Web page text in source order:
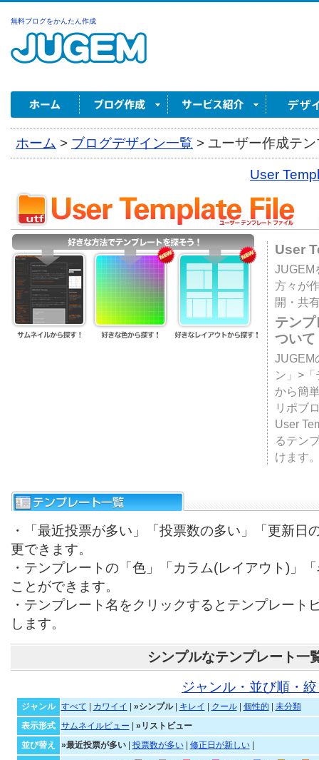
無料ブログをかんたん作成
ホーム > ブログデザイン一覧 > ユーザー作成テ
User
User
JUGEM
方々が
開・共
テン
ついて
JUGEM
ン」>
から簡
リポブ
User
るテン
けます
・「最近投票が多い」「投票数の多い」「更新日
更できます。
・テンプレートの「色」「カラム(レイアウト)」
ことができます。
・テンプレート名をクリックするとテンプレート
します。
シンプルなテンプレート一
ジャンル・並び順・
ジャンル すべて カワイイ »シンプル| キレイ クール| 個性的
未分類
表示形式
サムネイルビュー
»リストビュー
並び替え
»最近投票が多い| 投票数が多い| 修正日が新しい|